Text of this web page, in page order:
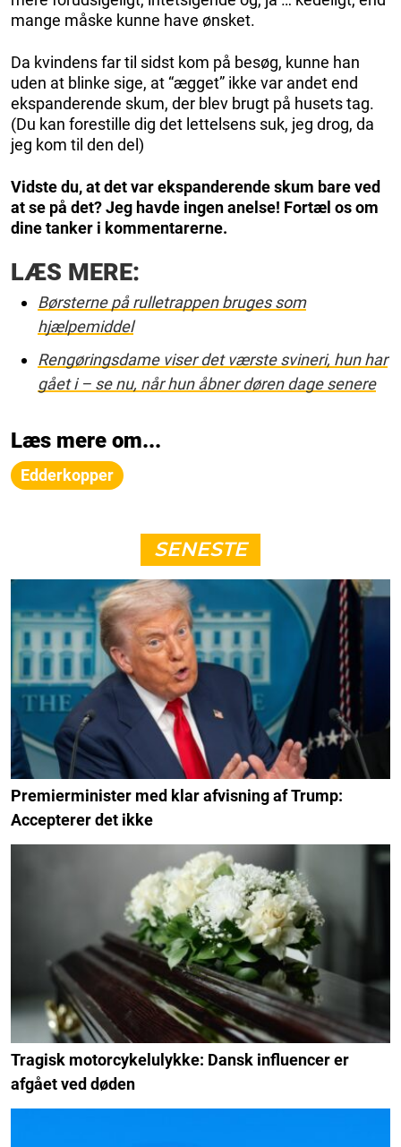
mange måske kunne have ønsket.
Da kvindens far til sidst kom på besøg, kunne han
uden at blinke sige, at “ægget” ikke var andet end
ekspanderende skum, der blev brugt på husets tag.
(Du kan forestille dig det lettelsens suk, jeg drog, da
jeg kom til den del)
Vidste du, at det var ekspanderende skum bare ved
at se på det? Jeg havde ingen anelse! Fortæl os om
dine tanker i kommentarerne.
LÆS MERE:
Børsterne på rulletrappen bruges som
hjælpemiddel
Rengøringsdame viser det værste svineri, hun har
gået i – se nu, når hun åbner døren dage senere
Læs mere om...
Edderkopper
SENESTE
Premierminister med klar afvisning af Trump:
Accepterer det ikke
Tragisk motorcykelulykke: Dansk influencer er
afgået ved døden